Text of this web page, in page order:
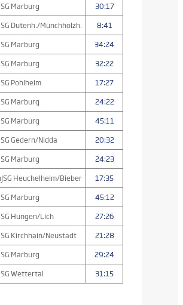
Marburg
30:17
Dutenh./Münchholzh.
8:41
Marburg
34:24
Marburg
32:22
Pohlheim
17:27
Marburg
24:22
Marburg
45:11
Gedern/Nidda
20:32
Marburg
24:23
Heuchelheim/Bieber
17:35
Marburg
45:12
Hungen/Lich
27:26
Kirchhain/Neustadt
21:28
Marburg
29:24
Wettertal 31:15